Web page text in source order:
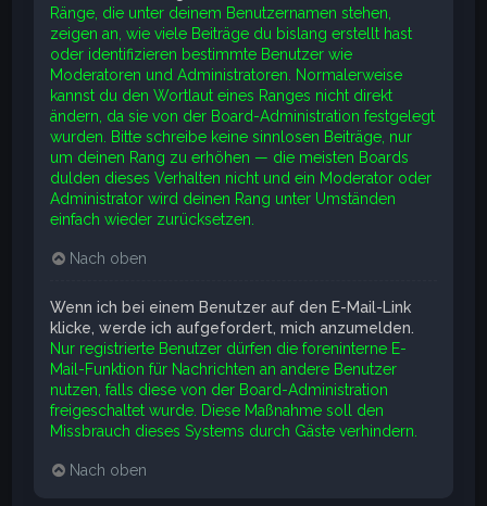
Ränge, die unter deinem Benutzernamen stehen,
zeigen an, wie viele Beiträge du bislang erstellt hast
oder identifizieren bestimmte Benutzer wie
Moderatoren und Administratoren. Normalerweise
kannst du den Wortlaut eines Ranges nicht direkt
ändern, da sie von der Board-Administration festgelegt
wurden. Bitte schreibe keine sinnlosen Beiträge, nur
um deinen Rang zu erhöhen — die meisten Boards
dulden dieses Verhalten nicht und ein Moderator oder
Administrator wird deinen Rang unter Umständen
einfach wieder zurücksetzen.
Nach oben
Wenn ich bei einem Benutzer auf den E-Mail-Link
klicke, werde ich aufgefordert, mich anzumelden.
Nur registrierte Benutzer dürfen die foreninterne E-
Mail-Funktion für Nachrichten an andere Benutzer
nutzen, falls diese von der Board-Administration
freigeschaltet wurde. Diese Maßnahme soll den
Missbrauch dieses Systems durch Gäste verhindern.
Nach oben